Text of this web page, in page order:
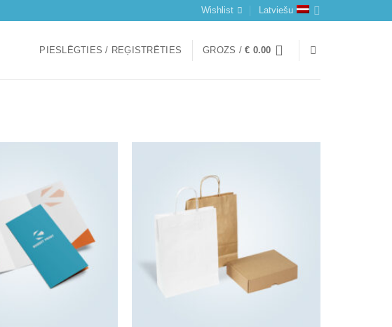
Wishlist Latviešu
PIESLĒGTIES / REĢISTRĒTIES GROZS /€ 0.00